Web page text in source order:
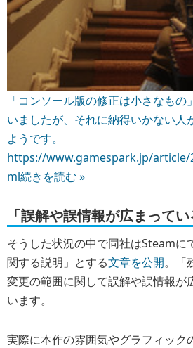
「コンソール版の修正は小さなも
いましたが、それに納得いかない人
ようです。
https://www.gamespark.jp/article/
ml続きを読む »
「誤解や誤情報が広まってい
そうした状況の中で同社はSteamに
関する説明」とする文章を公開。「
変更の範囲に関して誤解や誤情報が
います。
実際に本作の雰囲気やグラフィック